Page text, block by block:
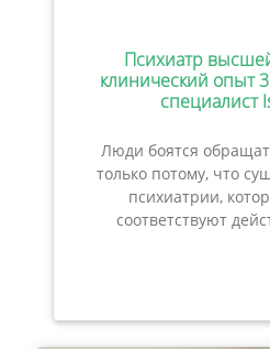
Психиатр
клинический опыт
специалист
Люди боятся
только потому, что
психиатрии,
соответствуют